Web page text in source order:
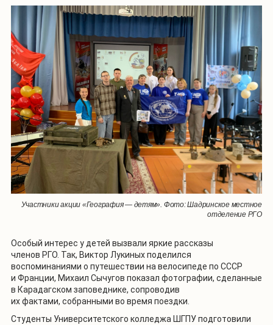
Участники акции «География — детям». Фото: Шадринское местное
отделение РГО
Особый интерес у детей вызвали яркие рассказы
членов РГО. Так, Виктор Лукиных поделился
воспоминаниями о путешествии на велосипеде по СССР
и Франции, Михаил Сычугов показал фотографии, сделанные
в Карадагском заповеднике, сопроводив
их фактами, собранными во время поездки.
Студенты Университетского колледжа ШГПУ подготовили